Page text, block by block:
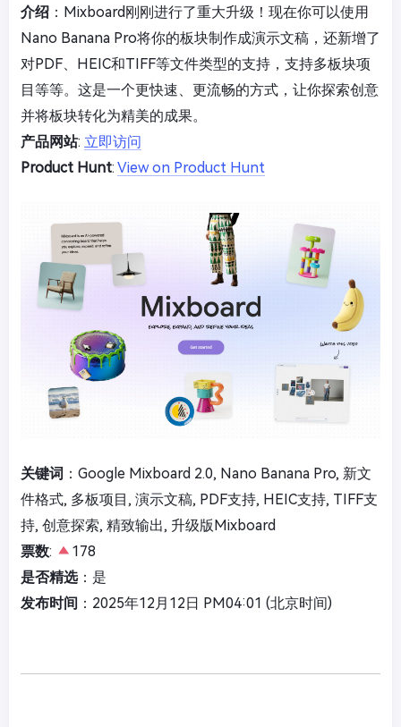
介绍 ：Mixboard刚刚进行了重大升级！现在你可以使用
Nano Banana Pro将你的板块制作成演示文稿，还新增了
对PDF、HEIC和TIFF等文件类型的支持，支持多板块项
目等等。这是一个更快速、更流畅的方式，让你探索创意
并将板块转化为精美的成果。
产品网站: 立即访问
Product Hunt: View on Product Hunt
关键词 ：Google Mixboard 2.0, Nano Banana Pro, 新文
件格式, 多板项目, 演示文稿, PDF支持, HEIC支持, TIFF支
持, 创意探索, 精致输出, 升级版Mixboard
票数:
178
是否精选：是
发布时间 ：2025年12月12日 PM04:01 (北京时间)